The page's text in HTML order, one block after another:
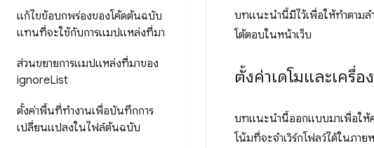
แก้ไขข้อบกพร่องของโค้ดต้นฉบับ
แทนที่จะใช้กับการแมปแหล่งที่มา
ส่วนขยายการแมปแหล่งที่มาของ
ignoreList
ตั้งค่าพื้นที่ทํางานเพื่อบันทึกการ
เปลี่ยนแปลงในไฟล์ต้นฉบับ
บทแนะนำนี้มีไว้เพื่อให้ทำตามล
โต้ตอบในหน้าเว็บ
ตั้งค่าเดโมและเครื่
บทแนะนำนี้ออกแบบมาเพื่อให้
โน้มที่จะจำเวิร์กโฟลว์ได้ในภาย